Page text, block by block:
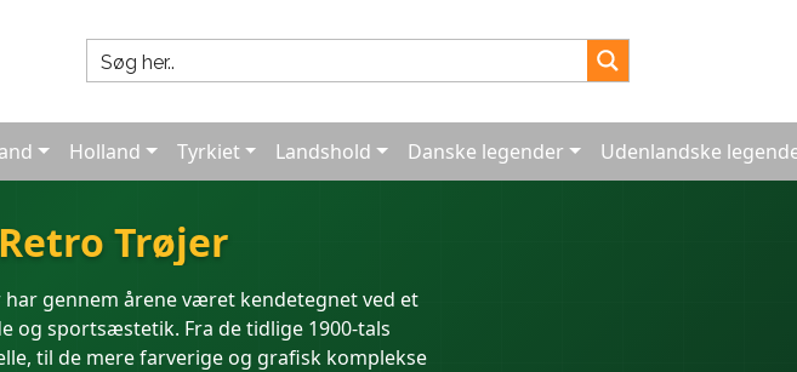
Holland Tyrkiet Landshold Danske legender Udenlandske
Retro Trøjer
gennem årene været kendetegnet ved et
og sportsæstetik. Fra de tidlige 1900-tals
til de mere farverige og grafisk komplekse